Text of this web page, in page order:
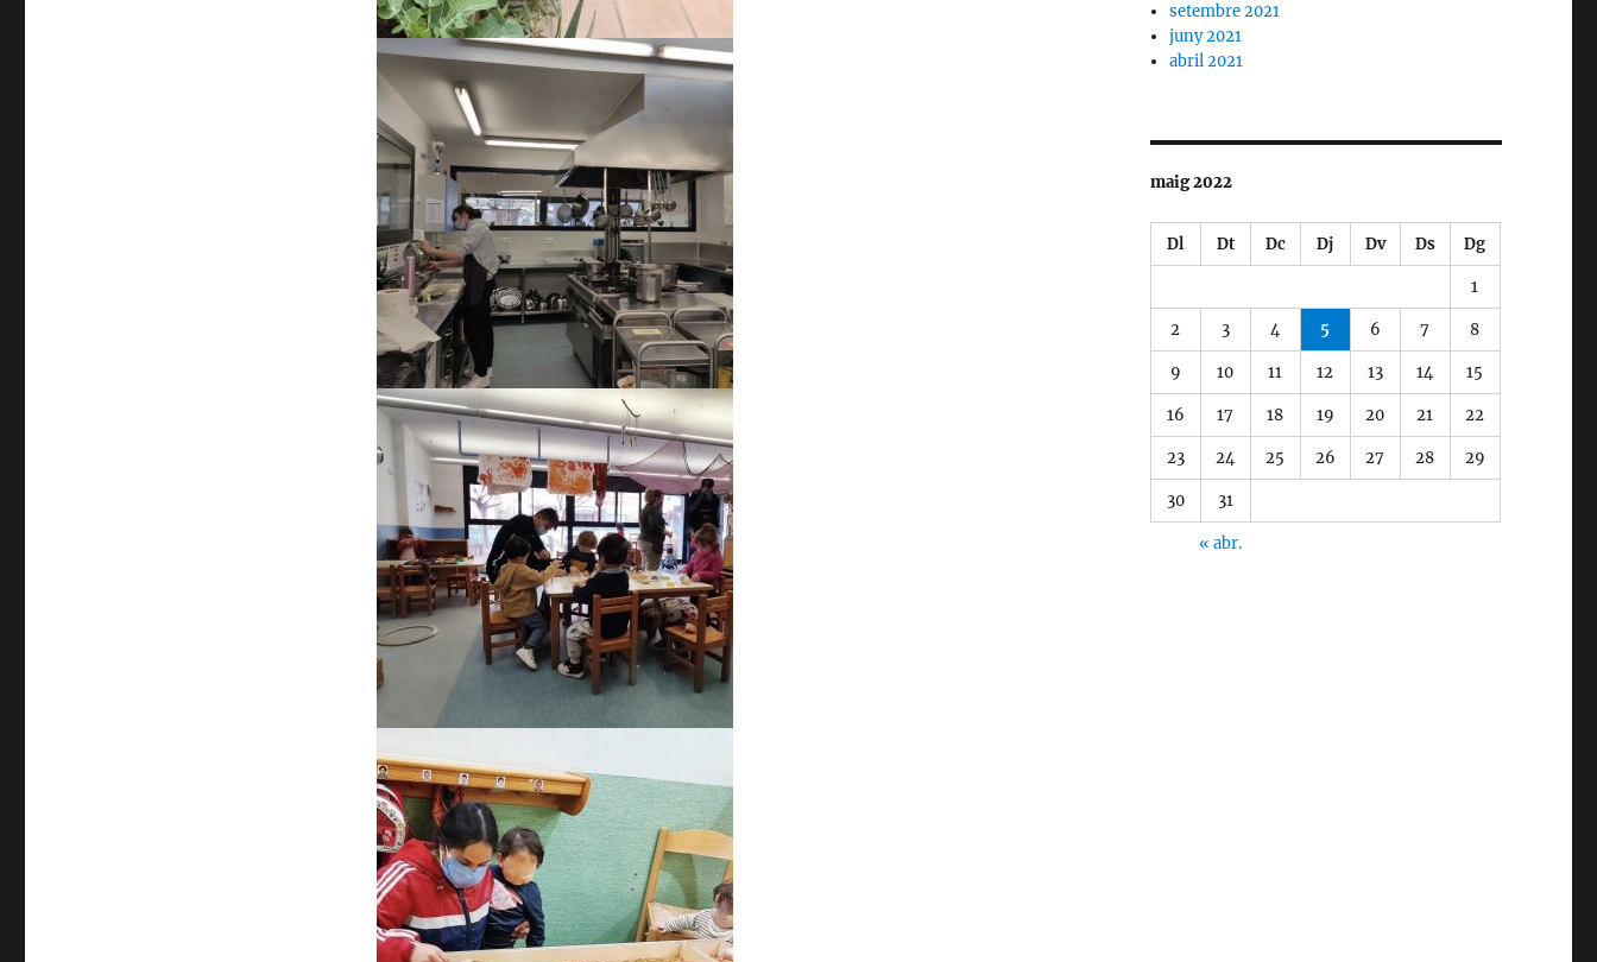
setembre 2021
juny 2021
abril 2021
maig 2022
Dl Dt Dc Dj Dv Ds Dg
1
2 3 4 5 6 7 8
9 10 11 12 13 14 15
16 17 18 19 20 21 22
23 24 25 26 27 28 29
30 31
« abr.